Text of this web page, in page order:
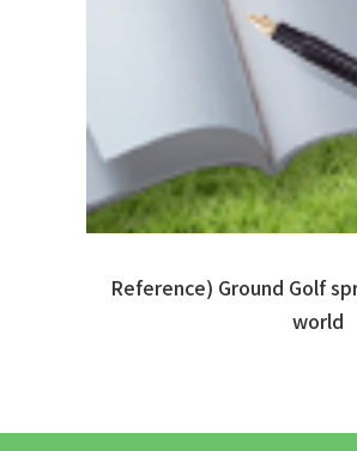
Reference) Ground Golf
world